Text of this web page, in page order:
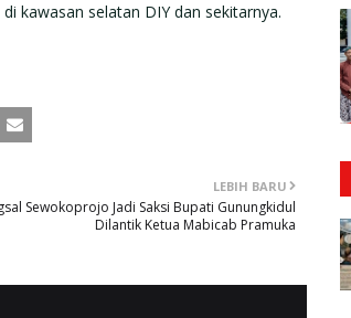
kawasan selatan DIY dan sekitarnya.
LEBIH BARU
Sewokoprojo Jadi Saksi Bupati Gunungkidul
Dilantik Ketua Mabicab Pramuka